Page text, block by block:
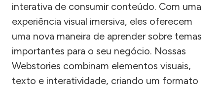
interativa de consumir conteúdo. Com uma
experiência visual imersiva, eles oferecem
uma nova maneira de aprender sobre temas
importantes para o seu negócio. Nossas
Webstories combinam elementos visuais,
texto e interatividade, criando um formato